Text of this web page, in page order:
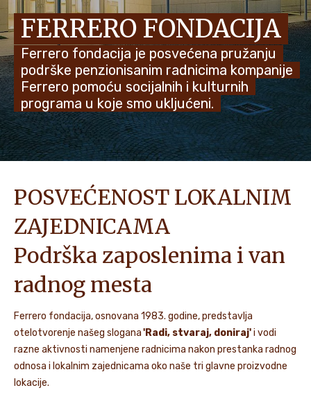
NOVOSTI I PRIČE
FERRERO FONDACIJA
Ferrero fondacija je posvećena pružanju
podrške penzionisanim radnicima kompanije
Ferrero pomoću socijalnih i kulturnih
programa u koje smo ukljućeni.
POSVEĆENOST LOKALNIM
ZAJEDNICAMA
Podrška zaposlenima i van
radnog mesta
Ferrero fondacija, osnovana 1983. godine, predstavlja
otelotvorenje našeg slogana'Radi, stvaraj, doniraj'i vodi
razne aktivnosti namenjene radnicima nakon prestanka radnog
odnosa i lokalnim zajednicama oko naše tri glavne proizvodne
lokacije.